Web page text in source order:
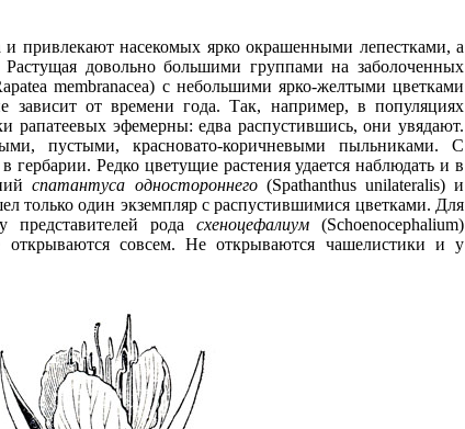
привлекают насекомых ярко окрашенными лепестками, а
довольно большими группами на заболоченных
membranacea) с небольшими ярко-желтыми цветками
зависит от времени года. Так, например, в популяциях
эфемерны: едва распустившись, они увядают.
пустыми, красновато-коричневыми пыльниками. С
гербарии. Редко цветущие растения удается наблюдать и в
спатантуса одностороннего(Spathanthus unilateralis) и
только один экземпляр с распустившимися цветками. Для
представителей рода схеноцефалиум(Schoenocephalium)
совсем. Не открываются чашелистики и у